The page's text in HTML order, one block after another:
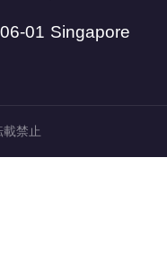
01 Singapore
禁止